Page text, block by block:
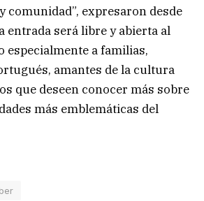
comunidad”, expresaron desde
entrada será libre y abierta al
especialmente a familias,
amantes de la cultura
que deseen conocer más sobre
más emblemáticas del